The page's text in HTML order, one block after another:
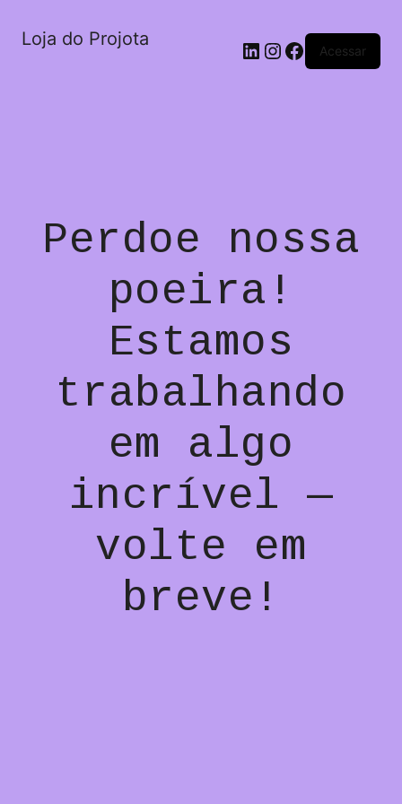
Loja do Projota LinkedIn
Instagram
Facebook
Acessar
Perdoe nossa
poeira!
Estamos
trabalhando
em algo
incrível —
volte em
breve!